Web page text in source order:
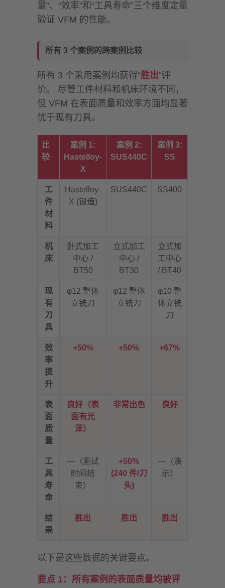
量”、“效率”和“工具寿命”三个维度定量
验证 VFM 的性能。
所有 3 个案例的跨案例比较
所有 3 个采用案例均获得“胜出”评
价。 尽管工件材料和机床环境不同，
但 VFM 在表面质量和效率方面均显著
优于现有刀具。
比
较
案例 1:
Hastelloy-
X
案例 2:
SUS440C
案例 3:
SS
工
件
材
料
Hastelloy-
X (锻造)
SUS440C SS400
机
床
卧式加工
中心 /
BT50
立式加工
中心 /
BT30
立式加
工中心
/ BT40
现
有
刀
具
φ12 整体
立铣刀
φ12 整体
立铣刀
φ10 整
体立铣
刀
效
率
提
升
+50% +50% +67%
表
面
质
量
良好（表
面有光
泽）
非常出色 良好
工
具
寿
命
—（测试
时间结
束）
+50%
(240 件/刀
头)
—（演
示）
结
果
胜出 胜出 胜出
以下是这些数据的关键要点。
要点 1：所有案例的表面质量均被评